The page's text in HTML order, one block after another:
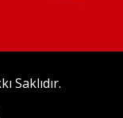
Saklıdır.